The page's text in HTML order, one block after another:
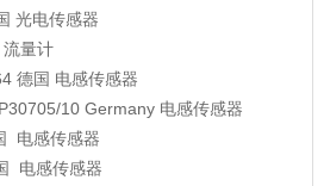
光电传感器
流量计
德国 电感传感器
10 Germany 电感传感器
电感传感器
电感传感器